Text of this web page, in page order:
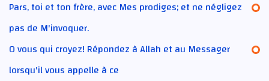
Pars, toi et ton frère, avec Mes prodiges; et ne négligez
pas de M'invoquer.
O vous qui croyez! Répondez à Allah et au Messager
lorsqu'il vous appelle à ce